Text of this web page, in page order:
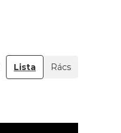
Lista Rács